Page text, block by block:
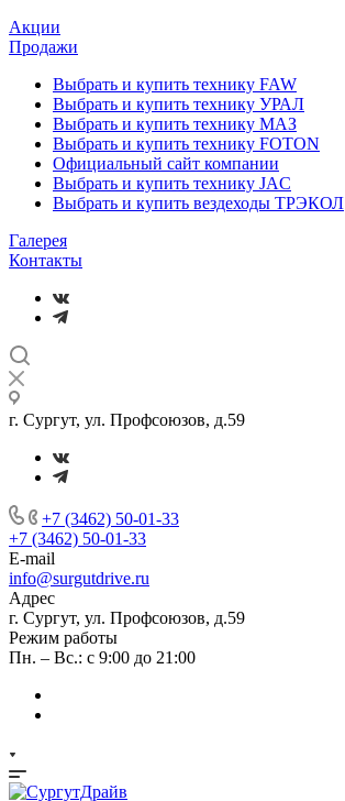
Акции
Продажи
Выбрать и купить технику FAW
Выбрать и купить технику УРАЛ
Выбрать и купить технику МАЗ
Выбрать и купить технику FOTON
Официальный сайт компании
Выбрать и купить технику JAC
Выбрать и купить вездеходы ТРЭКОЛ
Галерея
Контакты
г. Сургут, ул. Профсоюзов, д.59
+7 (3462) 50-01-33
+7 (3462) 50-01-33
E-mail
info@surgutdrive.ru
Адрес
г. Сургут, ул. Профсоюзов, д.59
Режим работы
Пн. – Вс.: с 9:00 до 21:00